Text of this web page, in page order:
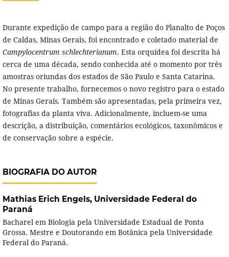
Durante expedição de campo para a região do Planalto de Poços
de Caldas, Minas Gerais, foi encontrado e coletado material de
Campylocentrum schlechterianum. Esta orquídea foi descrita há
cerca de uma década, sendo conhecida até o momento por três
amostras oriundas dos estados de São Paulo e Santa Catarina.
No presente trabalho, fornecemos o novo registro para o estado
de Minas Gerais. Também são apresentadas, pela primeira vez,
fotografias da planta viva. Adicionalmente, incluem-se uma
descrição, a distribuição, comentários ecológicos, taxonômicos e
de conservação sobre a espécie.
BIOGRAFIA DO AUTOR
Mathias Erich Engels, Universidade Federal do
Paraná
Bacharel em Biologia pela Universidade Estadual de Ponta
Grossa. Mestre e Doutorando em Botânica pela Universidade
Federal do Paraná.